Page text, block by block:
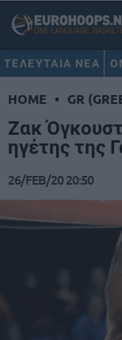
ΤΕΛΕΥΤΑΙΑ ΝΕΑ
HOME • GR
Ζακ
ηγέτης της
26/FEB/20 20:50